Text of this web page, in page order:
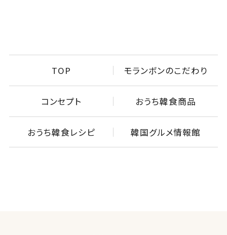
TOP モランボンのこだわり
コンセプト おうち韓食商品
おうち韓食レシピ 韓国グルメ情報館